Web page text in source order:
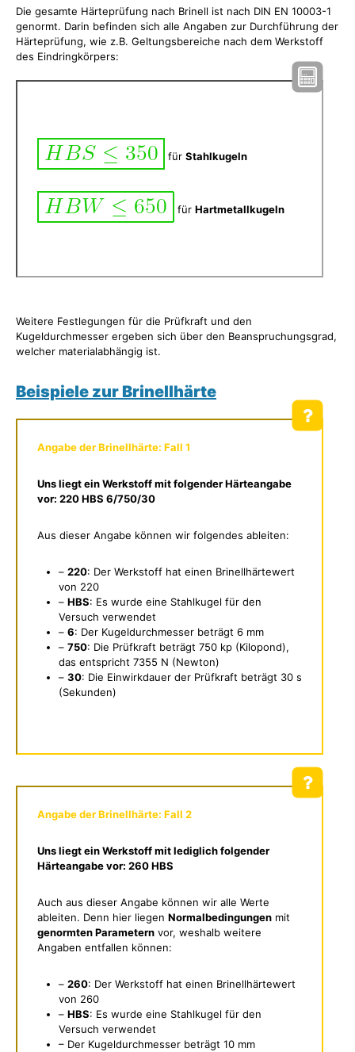
Die gesamte Härteprüfung nach Brinell ist nach DIN EN 10003-1
genormt. Darin befinden sich alle Angaben zur Durchführung der
Härteprüfung, wie z.B. Geltungsbereiche nach dem Werkstoff
des Eindringkörpers:
für Stahlkugeln
für Hartmetallkugeln
Weitere Festlegungen für die Prüfkraft und den
Kugeldurchmesser ergeben sich über den Beanspruchungsgrad,
welcher materialabhängig ist.
Beispiele zur Brinellhärte
Angabe der Brinellhärte: Fall 1
Uns liegt ein Werkstoff mit folgender Härteangabe
vor: 220 HBS 6/750/30
Aus dieser Angabe können wir folgendes ableiten:
– 220: Der Werkstoff hat einen Brinellhärtewert
von 220
– HBS: Es wurde eine Stahlkugel für den
Versuch verwendet
– 6: Der Kugeldurchmesser beträgt 6 mm
– 750: Die Prüfkraft beträgt 750 kp (Kilopond),
das entspricht 7355 N (Newton)
– 30: Die Einwirkdauer der Prüfkraft beträgt 30 s
(Sekunden)
Angabe der Brinellhärte: Fall 2
Uns liegt ein Werkstoff mit lediglich folgender
Härteangabe vor: 260 HBS
Auch aus dieser Angabe können wir alle Werte
ableiten. Denn hier liegen Normalbedingungen mit
genormten Parametern vor, weshalb weitere
Angaben entfallen können:
– 260: Der Werkstoff hat einen Brinellhärtewert
von 260
– HBS: Es wurde eine Stahlkugel für den
Versuch verwendet
– Der Kugeldurchmesser beträgt 10 mm